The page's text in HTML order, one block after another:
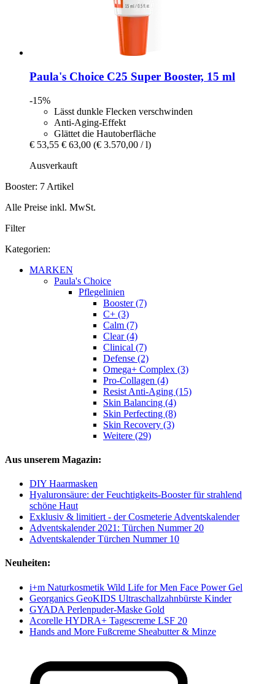
Paula's Choice C25 Super Booster, 15 ml
-15%
Lässt dunkle Flecken verschwinden
Anti-Aging-Effekt
Glättet die Hautoberfläche
€ 53,55 € 63,00 (€ 3.570,00 / l)
Ausverkauft
Booster: 7 Artikel
Alle Preise inkl. MwSt.
Filter
Kategorien:
MARKEN
Paula's Choice
Pflegelinien
Booster (7)
C+ (3)
Calm (7)
Clear (4)
Clinical (7)
Defense (2)
Omega+ Complex (3)
Pro-Collagen (4)
Resist Anti-Aging (15)
Skin Balancing (4)
Skin Perfecting (8)
Skin Recovery (3)
Weitere (29)
Aus unserem Magazin:
DIY Haarmasken
Hyaluronsäure: der Feuchtigkeits-Booster für strahlend
schöne Haut
Exklusiv & limitiert - der Cosmeterie Adventskalender
Adventskalender 2021: Türchen Nummer 20
Adventskalender Türchen Nummer 10
Neuheiten:
i+m Naturkosmetik Wild Life for Men Face Power Gel
Georganics GeoKIDS Ultraschallzahnbürste Kinder
GYADA Perlenpuder-Maske Gold
Acorelle HYDRA+ Tagescreme LSF 20
Hands and More Fußcreme Sheabutter & Minze